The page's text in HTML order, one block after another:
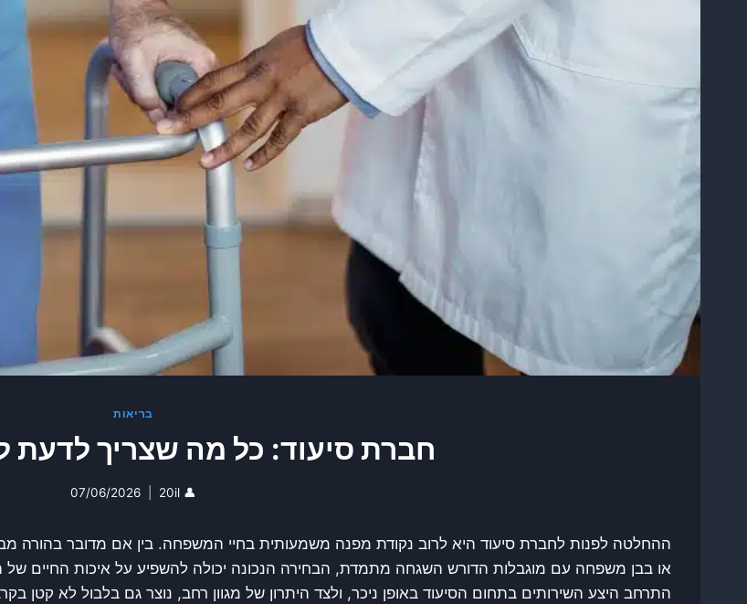
בריאות
חברת סיעוד: כל מה שצריך לדעת
👤
20il
07/06/2026
ההחלטה לפנות לחברת סיעוד היא לרוב נקודת מפנה משמעותית בחיי המשפחה. בין אם מדובר בהורה
או בבן משפחה עם מוגבלות הדורש השגחה מתמדת, הבחירה הנכונה יכולה להשפיע על איכות החיים
התרחב היצע השירותים בתחום הסיעוד באופן ניכר, ולצד היתרון של מגוון רחב, נוצר גם בלבול לא קטן